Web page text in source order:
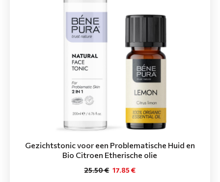
Gezichtstonic voor een Problematische Huid en
Bio Citroen Etherische olie
17.85 €
25.50 €